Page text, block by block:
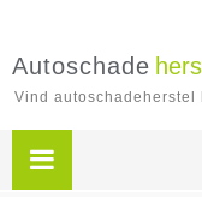
Autoschade
Vind